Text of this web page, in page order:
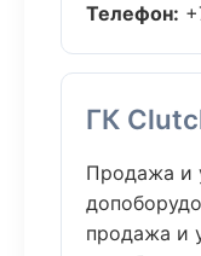
Телефон:
ГК
Продажа и
продажа и